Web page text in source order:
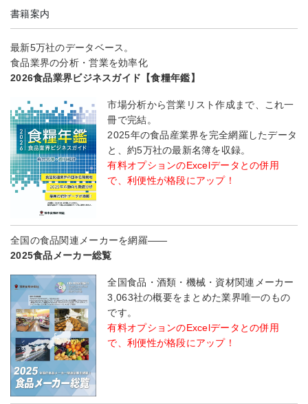
書籍案内
最新5万社のデータベース。
食品業界の分析・営業を効率化
2026食品業界ビジネスガイド【食糧年鑑】
市場分析から営業リスト作成まで、これ一
冊で完結。
2025年の食品産業界を完全網羅したデータ
と、約5万社の最新名簿を収録。
有料オプションのExcelデータとの併用
で、利便性が格段にアップ！
全国の食品関連メーカーを網羅――
2025食品メーカー総覧
全国食品・酒類・機械・資材関連メーカー
3,063社の概要をまとめた業界唯一のもの
です。
有料オプションのExcelデータとの併用
で、利便性が格段にアップ！